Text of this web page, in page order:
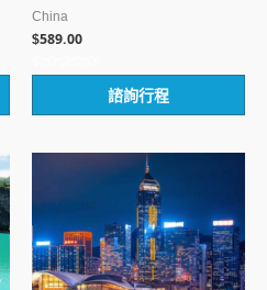
China
$589.00
評
滿
諮詢行程